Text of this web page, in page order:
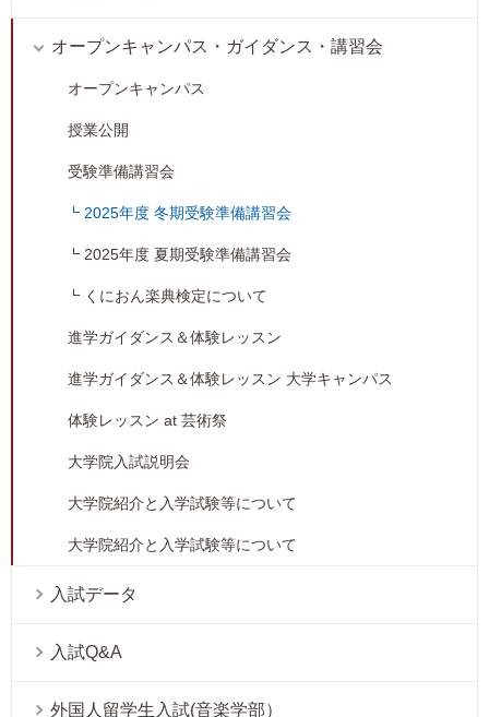
オープンキャンパス・ガイダンス・講習会
オープンキャンパス
授業公開
受験準備講習会
2025年度 冬期受験準備講習会
2025年度 夏期受験準備講習会
くにおん楽典検定について
進学ガイダンス＆体験レッスン
進学ガイダンス＆体験レッスン 大学キャンパス
体験レッスン at 芸術祭
大学院入試説明会
大学院紹介と入学試験等について
大学院紹介と入学試験等について
入試データ
入試Q&A
外国人留学生入試(音楽学部）